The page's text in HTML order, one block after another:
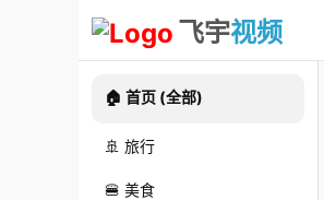
飞宇视频
🏠 首页 (全部)
🚢 旅行
🍔 美食